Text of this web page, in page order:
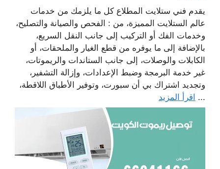
يقدم فني ستلايت المطلاع كل ما يلزمك من خدمات
عالم الستلايت المميزة، من : الفحص والصيانة والتصليح،
وخدمات الفك أو التركيب إلى جانب النقل السريع،
بالإضافة إلى ما يوفره من قطع الغيار والملحقات، أو
الكابلات والوصلات، إلى جانب الستاندات والريموتات،
غير خدمة البرمجة وضبط الإعدادات، وإزالة التشفير،
وتجديد اشتراك بي أن سبورت، وتوفير الأطباق اللاقطة،
... اقرأ المزيد